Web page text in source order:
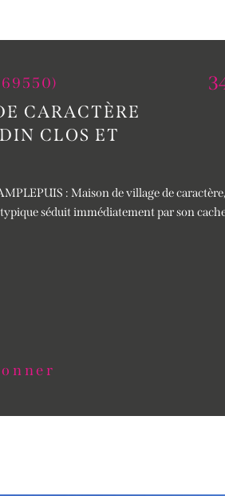
CARACTÈRE
CLOS ET
: Maison de village de
séduit immédiatement par son